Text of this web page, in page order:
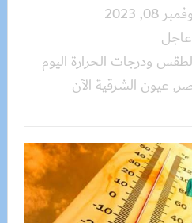
08, 2023
عاجل
ودرجات الحرارة اليوم
, عيون الشرقية الآن